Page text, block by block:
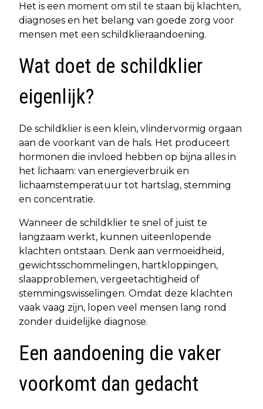
Het is een moment om stil te staan bij klachten,
diagnoses en het belang van goede zorg voor
mensen met een schildklieraandoening.
Wat doet de schildklier
eigenlijk?
De schildklier is een klein, vlindervormig orgaan
aan de voorkant van de hals. Het produceert
hormonen die invloed hebben op bijna alles in
het lichaam: van energieverbruik en
lichaamstemperatuur tot hartslag, stemming
en concentratie.
Wanneer de schildklier te snel of juist te
langzaam werkt, kunnen uiteenlopende
klachten ontstaan. Denk aan vermoeidheid,
gewichtsschommelingen, hartkloppingen,
slaapproblemen, vergeetachtigheid of
stemmingswisselingen. Omdat deze klachten
vaak vaag zijn, lopen veel mensen lang rond
zonder duidelijke diagnose.
Een aandoening die vaker
voorkomt dan gedacht